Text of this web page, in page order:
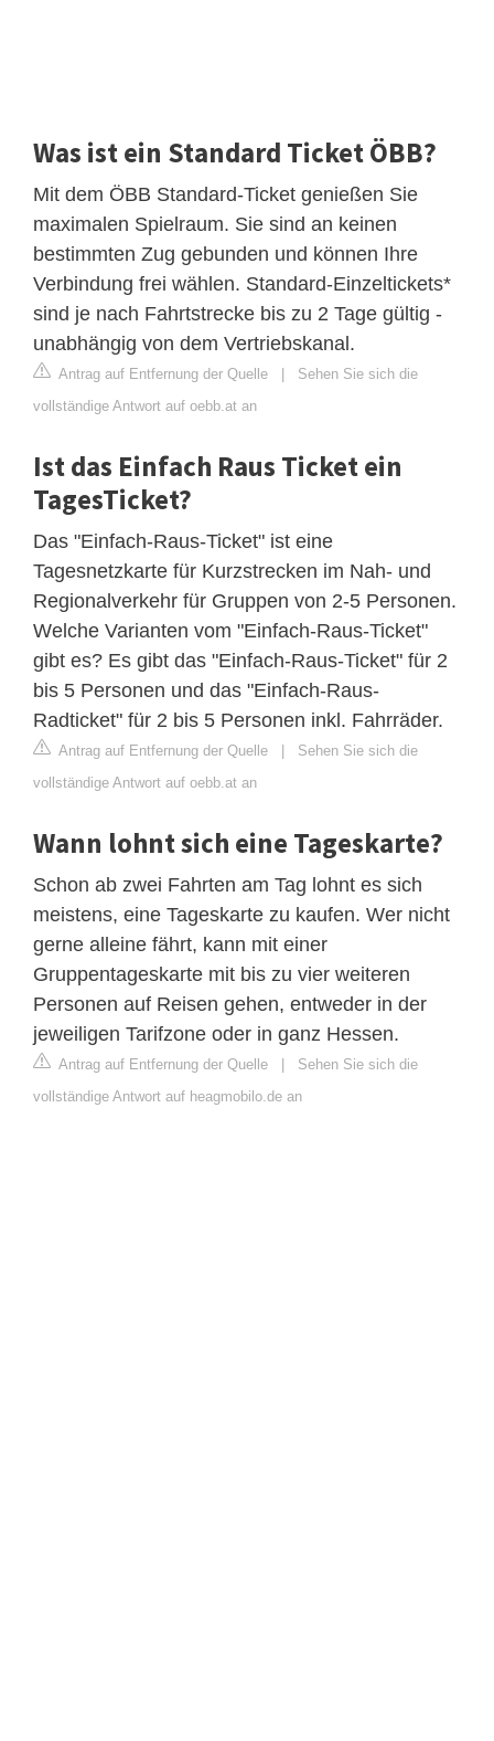
Was ist ein Standard Ticket ÖBB?
Mit dem ÖBB Standard-Ticket genießen Sie
maximalen Spielraum. Sie sind an keinen
bestimmten Zug gebunden und können Ihre
Verbindung frei wählen. Standard-Einzeltickets*
sind je nach Fahrtstrecke bis zu 2 Tage gültig -
unabhängig von dem Vertriebskanal.
Antrag auf Entfernung der Quelle | Sehen Sie sich die
vollständige Antwort auf oebb.at an
Ist das Einfach Raus Ticket ein
TagesTicket?
Das "Einfach-Raus-Ticket" ist eine
Tagesnetzkarte für Kurzstrecken im Nah- und
Regionalverkehr für Gruppen von 2-5 Personen.
Welche Varianten vom "Einfach-Raus-Ticket"
gibt es? Es gibt das "Einfach-Raus-Ticket" für 2
bis 5 Personen und das "Einfach-Raus-
Radticket" für 2 bis 5 Personen inkl. Fahrräder.
Antrag auf Entfernung der Quelle | Sehen Sie sich die
vollständige Antwort auf oebb.at an
Wann lohnt sich eine Tageskarte?
Schon ab zwei Fahrten am Tag lohnt es sich
meistens, eine Tageskarte zu kaufen. Wer nicht
gerne alleine fährt, kann mit einer
Gruppentageskarte mit bis zu vier weiteren
Personen auf Reisen gehen, entweder in der
jeweiligen Tarifzone oder in ganz Hessen.
Antrag auf Entfernung der Quelle | Sehen Sie sich die
vollständige Antwort auf heagmobilo.de an